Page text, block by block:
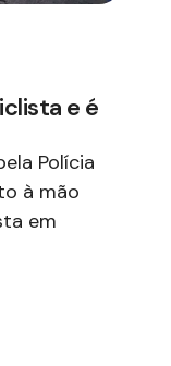
e é
Polícia
à mão
em